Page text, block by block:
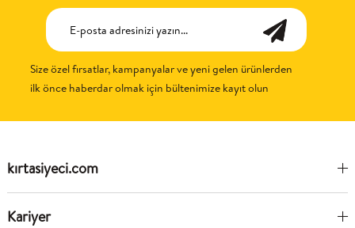
Size özel fırsatlar, kampanyalar ve yeni gelen ürünlerden
ilk önce haberdar olmak için bültenimize kayıt olun
kırtasiyeci.com
Kariyer